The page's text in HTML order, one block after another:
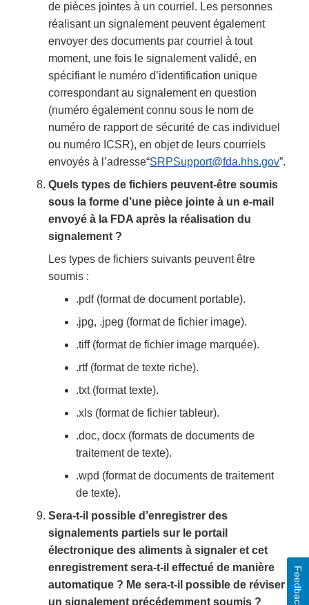
de pièces jointes à un courriel. Les personnes
réalisant un signalement peuvent également
envoyer des documents par courriel à tout
moment, une fois le signalement validé, en
spécifiant le numéro d’identification unique
correspondant au signalement en question
(numéro également connu sous le nom de
numéro de rapport de sécurité de cas individuel
ou numéro ICSR), en objet de leurs courriels
envoyés à l’adresse“SRPSupport@fda.hhs.gov”.
Quels types de fichiers peuvent-être soumis
sous la forme d’une pièce jointe à un e-mail
envoyé à la FDA après la réalisation du
signalement ?
Les types de fichiers suivants peuvent être
soumis :
.pdf (format de document portable).
.jpg, .jpeg (format de fichier image).
.tiff (format de fichier image marquée).
.rtf (format de texte riche).
.txt (format texte).
.xls (format de fichier tableur).
.doc, docx (formats de documents de
traitement de texte).
.wpd (format de documents de traitement
de texte).
Sera-t-il possible d’enregistrer des
signalements partiels sur le portail
électronique des aliments à signaler et cet
enregistrement sera-t-il effectué de manière
automatique ? Me sera-t-il possible de réviser
un signalement précédemment soumis ?
Feedback